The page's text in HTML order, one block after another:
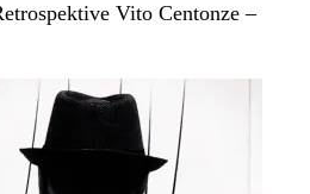
Vito Centonze –